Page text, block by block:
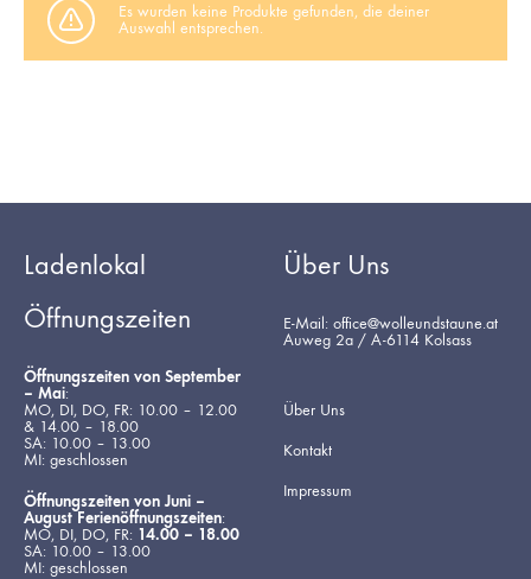
Es wurden keine Produkte gefunden, die deiner
Auswahl entsprechen.
Ladenlokal
Öffnungszeiten
Öffnungszeiten von September
– Mai:
MO, DI, DO, FR: 10.00 – 12.00
& 14.00 – 18.00
SA: 10.00 – 13.00
MI: geschlossen
Öffnungszeiten von Juni –
August Ferienöffnungszeiten:
MO, DI, DO, FR: 14.00 – 18.00
SA: 10.00 – 13.00
MI: geschlossen
Über Uns
E-Mail: office@wolleundstaune.at
Auweg 2a / A-6114 Kolsass
Über Uns
Kontakt
Impressum